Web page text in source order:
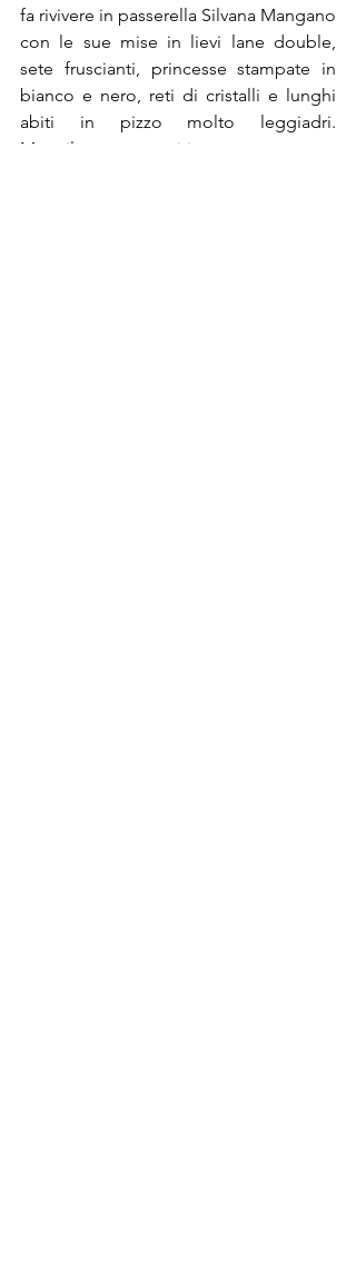
fa rivivere in passerella Silvana Mangano
con le sue mise in lievi lane double,
sete fruscianti, princesse stampate in
bianco e nero, reti di cristalli e lunghi
abiti in pizzo molto leggiadri.
Magniloquenza onirica e gran senso